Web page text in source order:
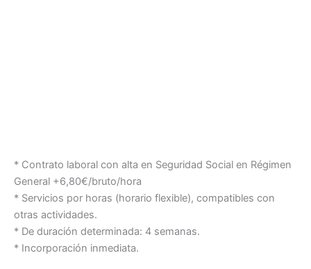
* Contrato laboral con alta en Seguridad Social en Régimen
General +6,80€/bruto/hora
* Servicios por horas (horario flexible), compatibles con
otras actividades.
* De duración determinada: 4 semanas.
* Incorporación inmediata.